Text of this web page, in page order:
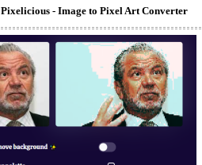
Pixelicious - Image to Pixel Art Converter